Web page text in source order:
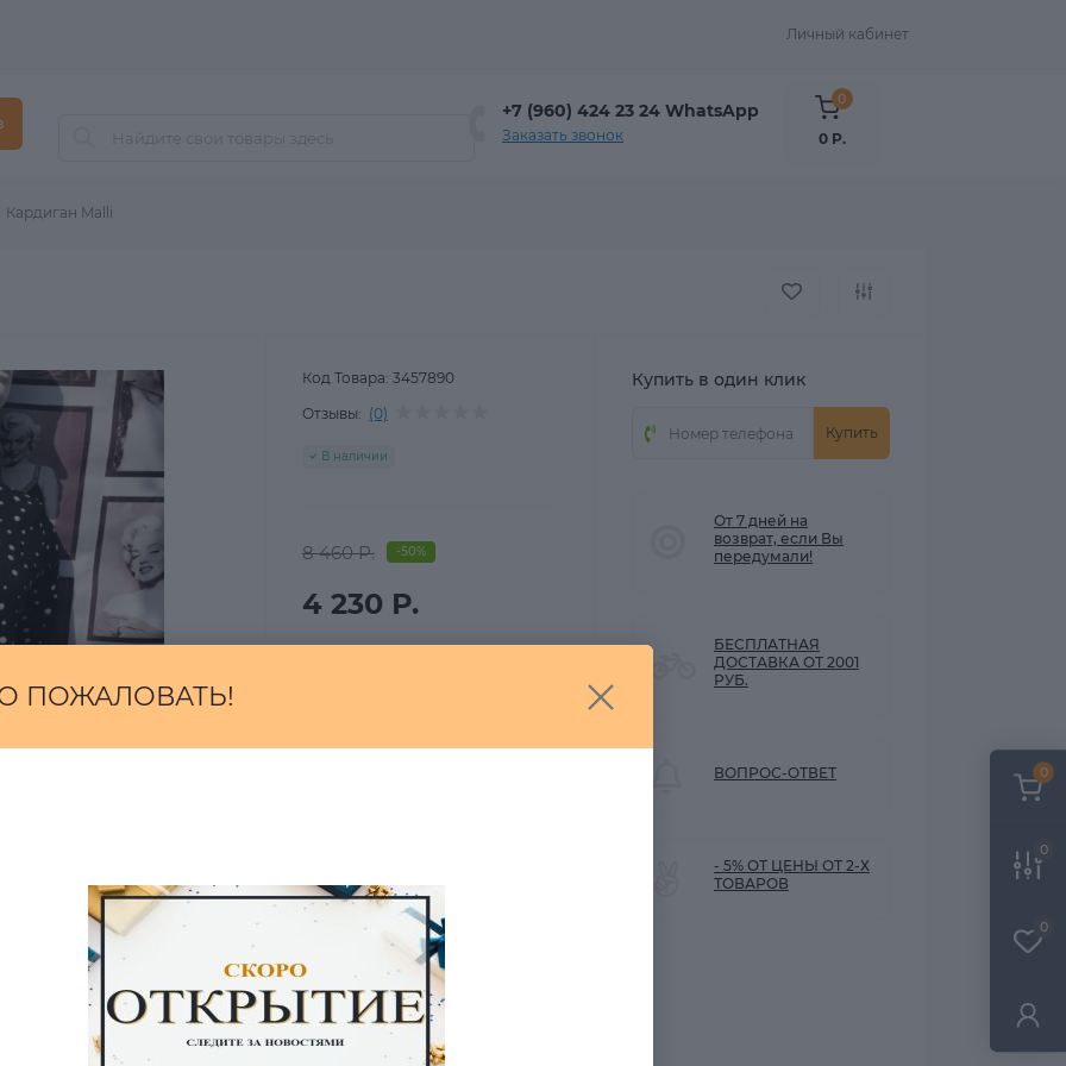
0
0
0
Личный кабинет
+7 (960) 424 23 24 WhatsApp
Заказать звонок
0
0 Р.
Кардиган Malli
Код Товара: 3457890
Отзывы: (0)
В наличии
8 460 Р. -50%
4 230 Р.
Быстрый заказ
Купить в один клик
Купить
От 7 дней на
возврат, если Вы
передумали!
БЕСПЛАТНАЯ
ДОСТАВКА ОТ 2001
РУБ.
ВОПРОС-ОТВЕТ
- 5% ОТ ЦЕНЫ ОТ 2-Х
ТОВАРОВ
ПОЖАЛОВАТЬ!